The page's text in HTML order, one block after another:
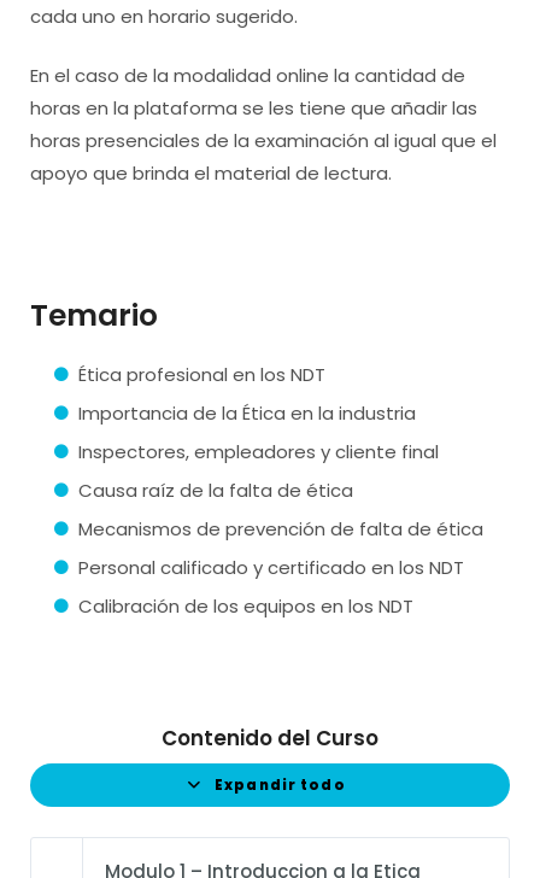
cada uno en horario sugerido.
En el caso de la modalidad online la cantidad de
horas en la plataforma se les tiene que añadir las
horas presenciales de la examinación al igual que el
apoyo que brinda el material de lectura.
Temario
Ética profesional en los NDT
Importancia de la Ética en la industria
Inspectores, empleadores y cliente final
Causa raíz de la falta de ética
Mecanismos de prevención de falta de ética
Personal calificado y certificado en los NDT
Calibración de los equipos en los NDT
Contenido del Curso
Expandir todo
Modulo 1 – Introduccion a la Etica